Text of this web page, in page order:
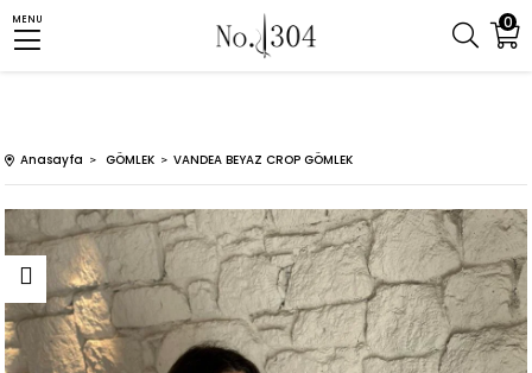
0
MENU
Anasayfa GÖMLEK VANDEA BEYAZ CROP GÖMLEK